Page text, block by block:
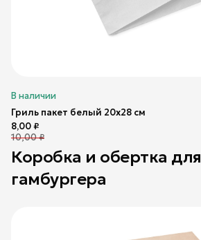
В наличии
Гриль пакет белый 20х28 см
8,00₽
10,00₽
Коробка и обертка для
гамбургера